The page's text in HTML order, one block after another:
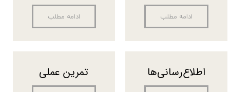
ادامه مطلب ادامه مطلب
اطلاع‌رسانی‌ها تمرین عملی